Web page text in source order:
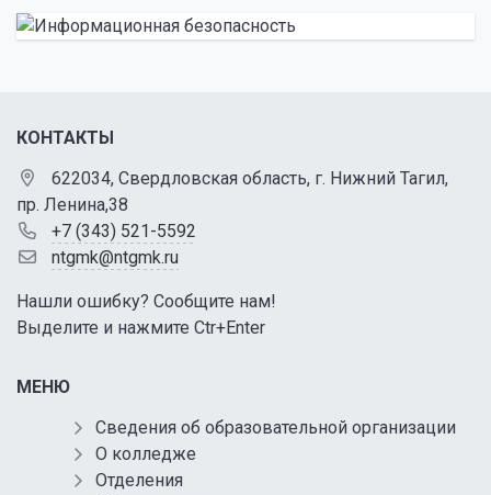
КОНТАКТЫ
622034, Свердловская область, г. Нижний Тагил,
пр. Ленина,38
+7 (343) 521-5592
ntgmk@ntgmk.ru
Нашли ошибку? Сообщите нам!
Выделите и нажмите Ctr+Enter
МЕНЮ
Сведения об образовательной организации
О колледже
Отделения